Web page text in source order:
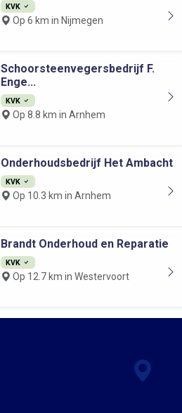
KVK
Op 6 km in Nijmegen
Schoorsteenvegersbedrijf F.
Enge...
KVK
Op 8.8 km in Arnhem
Onderhoudsbedrijf Het Ambacht
KVK
Op 10.3 km in Arnhem
Brandt Onderhoud en Reparatie
KVK
Op 12.7 km in Westervoort